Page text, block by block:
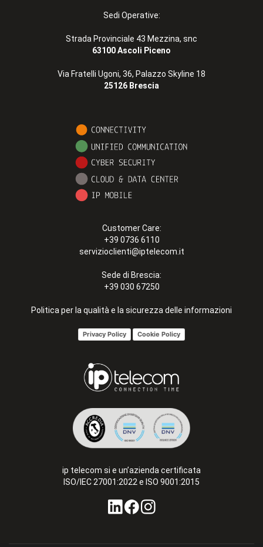
Sedi Operative:
Strada Provinciale 43 Mezzina, snc
63100 Ascoli Piceno
Via Fratelli Ugoni, 36, Palazzo Skyline 18
25126 Brescia
Customer Care:
+39 0736 6110
servizioclienti@iptelecom.it
Sede di Brescia:
+39 030 67250
Politica per la qualità e la sicurezza delle informazioni
Privacy Policy Cookie Policy
ip telecom si e un’azienda certificata
ISO/IEC 27001:2022 e ISO 9001:2015